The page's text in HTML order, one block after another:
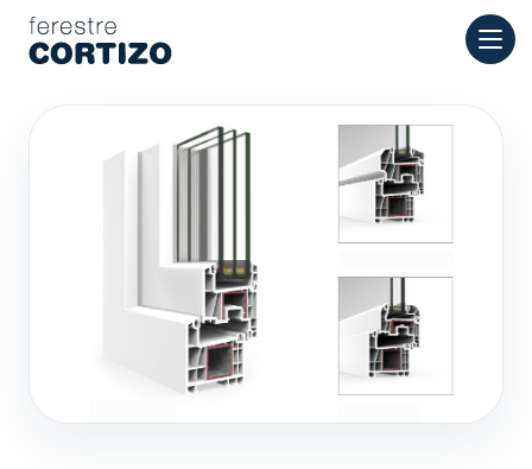
Ferestre Cortizo este o rețea specializată în ferestre din
Produse
Rețea showroom-uri